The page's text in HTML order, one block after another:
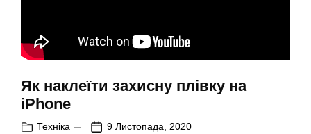
Як наклеїти захисну плівку на
iPhone
Техніка 9 Листопада, 2020